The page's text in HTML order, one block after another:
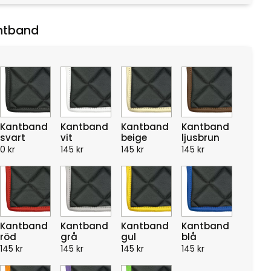
Kantband
svart
0 kr
Kantband
vit
145 kr
Kantband
beige
145 kr
Kantband
ljusbrun
145 kr
Kantband
röd
145 kr
Kantband
grå
145 kr
Kantband
gul
145 kr
Kantband
blå
145 kr